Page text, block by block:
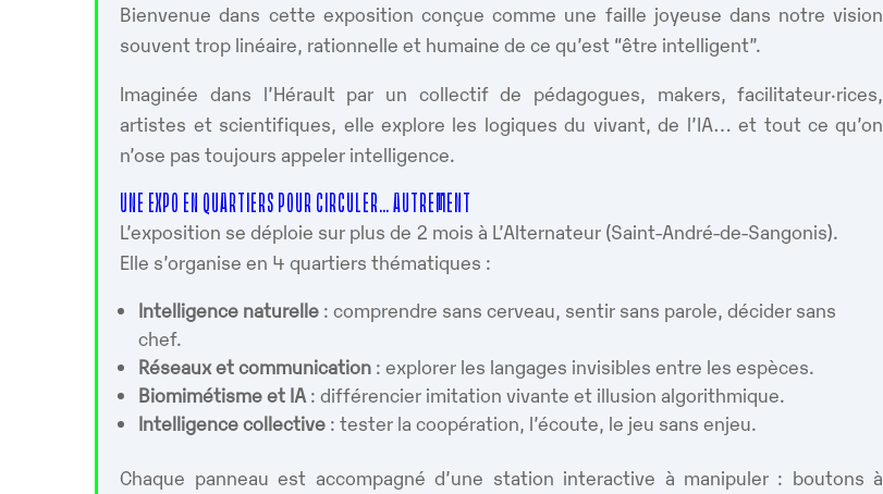
Bienvenue dans cette exposition conçue comme une faille joyeuse dans notre vision
souvent trop linéaire, rationnelle et humaine de ce qu’est “être intelligent”.
Imaginée dans l’Hérault par un collectif de pédagogues, makers, facilitateur·rices,
artistes et scientifiques, elle explore les logiques du vivant, de l’IA… et tout ce qu’on
n’ose pas toujours appeler intelligence.
UNE EXPO EN QUARTIERS POUR CIRCULER… AUTREMENT
L’exposition se déploie sur plus de 2 mois à L’Alternateur (Saint-André-de-Sangonis).
Elle s’organise en 4 quartiers thématiques :
Intelligence naturelle : comprendre sans cerveau, sentir sans parole, décider sans
chef.
Réseaux et communication : explorer les langages invisibles entre les espèces.
Biomimétisme et IA : différencier imitation vivante et illusion algorithmique.
Intelligence collective : tester la coopération, l’écoute, le jeu sans enjeu.
Chaque panneau est accompagné d’une station interactive à manipuler : boutons à